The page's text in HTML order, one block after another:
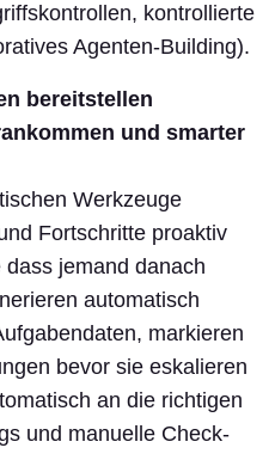
kontrollierte
Agenten-Building).
bereitstellen
und smarter
Werkzeuge
Fortschritte proaktiv
jemand danach
automatisch
markieren
bevor sie eskalieren
an die richtigen
und manuelle Check-